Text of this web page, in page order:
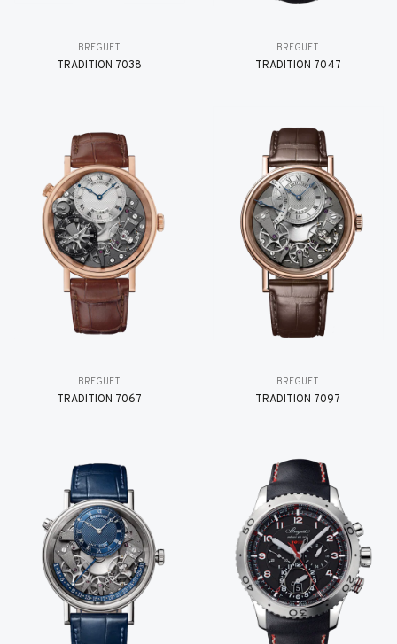
BREGUET
TRADITION 7038
BREGUET
TRADITION 7047
BREGUET
TRADITION 7067
BREGUET
TRADITION 7097